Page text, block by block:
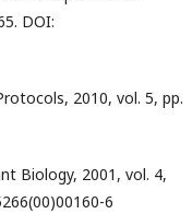
DOI:
2010, vol. 5, pp.
Biology, 2001, vol. 4,
6